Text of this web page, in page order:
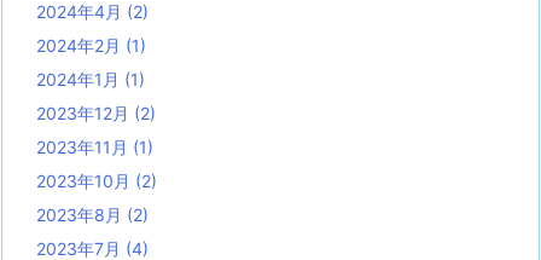
2024年4月 (2)
2024年2月 (1)
2024年1月 (1)
2023年12月 (2)
2023年11月 (1)
2023年10月 (2)
2023年8月 (2)
2023年7月 (4)